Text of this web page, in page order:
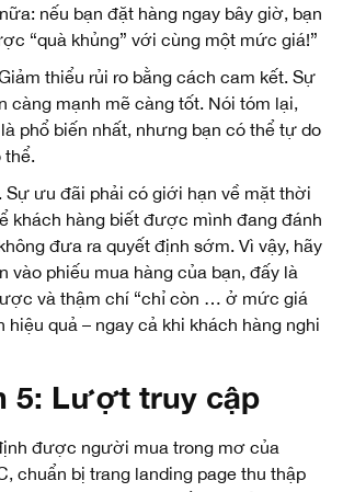
nếu bạn đặt hàng ngay bây giờ, bạn
“quà khủng” với cùng một mức giá!”
thiểu rủi ro bằng cách cam kết. Sự
càng mạnh mẽ càng tốt. Nói tóm lại,
phổ biến nhất, nhưng bạn có thể tự do
thể.
Sự ưu đãi phải có giới hạn về mặt thời
khách hàng biết được mình đang đánh
đưa ra quyết định sớm. Vì vậy, hãy
vào phiếu mua hàng của bạn, đấy là
và thậm chí “chỉ còn … ở mức giá
hiệu quả – ngay cả khi khách hàng nghi
5: Lượt truy cập
được người mua trong mơ của
chuẩn bị trang landing page thu thập